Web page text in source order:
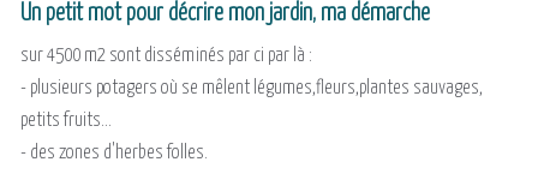
Un petit mot pour décrire mon jardin, ma démarche
sur 4500 m2 sont disséminés par ci par là :
- plusieurs potagers où se mêlent légumes,fleurs,plantes sauvages,
petits fruits...
- des zones d'herbes folles.